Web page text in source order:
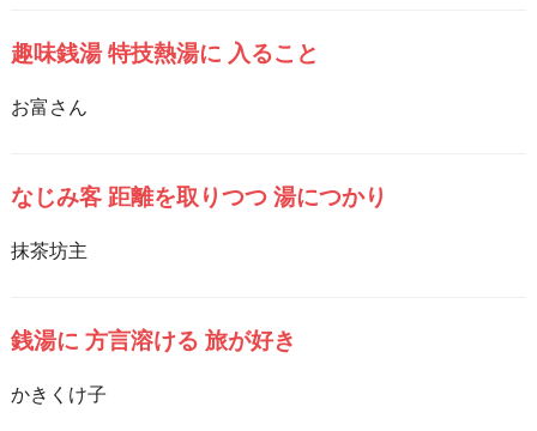
趣味銭湯 特技熱湯に 入ること
お富さん
なじみ客 距離を取りつつ 湯につかり
抹茶坊主
銭湯に 方言溶ける 旅が好き
かきくけ子